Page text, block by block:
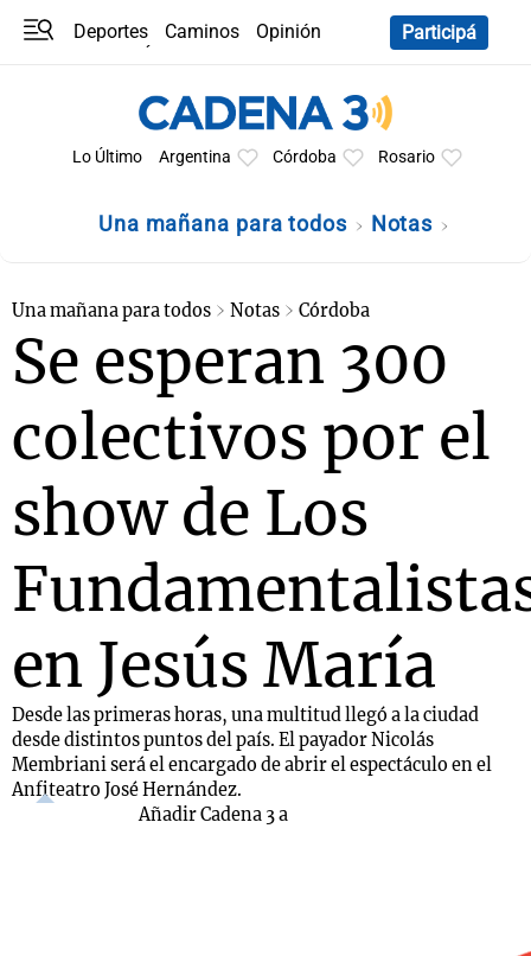
Deportes Caminos
Opinión
Participá
Lo Último Argentina Córdoba Rosario
Una mañana para todos Notas
Una mañana para todos Notas Córdoba
Se esperan 300
colectivos por el
show de Los
en Jesús María
Desde las primeras horas, una multitud llegó a la ciudad
desde distintos puntos del país. El payador Nicolás
Membriani será el encargado de abrir el espectáculo en el
Anfiteatro José Hernández.
Añadir Cadena 3 a